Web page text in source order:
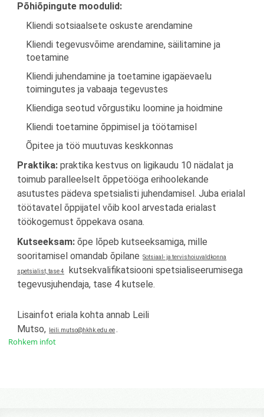
Põhiõpingute moodulid:
Kliendi sotsiaalsete oskuste arendamine
Kliendi tegevusvõime arendamine, säilitamine ja
toetamine
Kliendi juhendamine ja toetamine igapäevaelu
toimingutes ja vabaaja tegevustes
Kliendiga seotud võrgustiku loomine ja hoidmine
Kliendi toetamine õppimisel ja töötamisel
Õpitee ja töö muutuvas keskkonnas
Praktika: praktika kestvus on ligikaudu 10 nädalat ja
toimub paralleelselt õppetööga erihoolekande
asutustes pädeva spetsialisti juhendamisel. Juba erialal
töötavatel õppijatel võib kool arvestada erialast
töökogemust õppekava osana.
Kutseeksam: õpe lõpeb kutseeksamiga, mille
sooritamisel omandab õpilane Sotsiaal- ja tervishoiuvaldkonna
spetsialist, tase 4i
n
e
s
kutsekvalifikatsiooni spetsialiseerumisega
tegevusjuhendaja, tase 4 kutsele.
Lisainfot eriala kohta annab Leili
Mutso,
leili.mutso@hkhk.edu.ee.
Rohkem infot